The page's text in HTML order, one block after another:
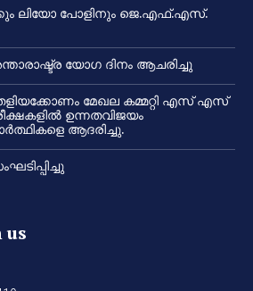
ലിയോ പോളിനും ജെ.എഫ്.എസ്.
യോഗ ദിനം ആചരിച്ചു
മേഖല കമ്മറ്റി എസ് എസ്
ഉന്നതവിജയം
ആദരിച്ചു.